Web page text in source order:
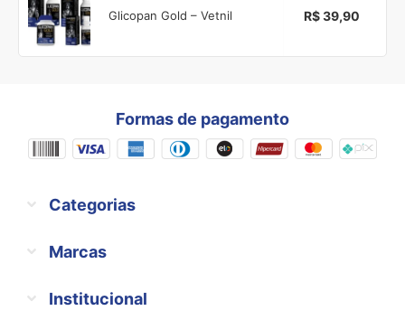
Glicopan Gold – Vetnil R$ 39,90
Formas de pagamento
Categorias
Marcas
Institucional